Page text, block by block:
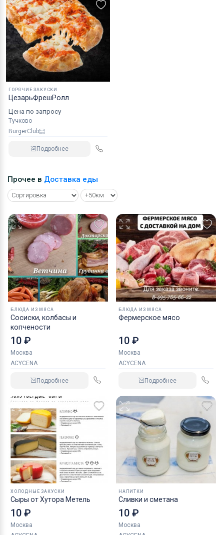
ГОРЯЧИЕ ЗАКУСКИ
ЦезарьФрешРолл
Цена по запросу
Тучково
BurgerClub
Подробнее
Прочее в Доставка еды
БЛЮДА ИЗ МЯСА
Сосиски, колбасы и
копчености
10 ₽
Москва
ACYCENA
Подробнее
БЛЮДА ИЗ МЯСА
Фермерское мясо
10 ₽
Москва
ACYCENA
Подробнее
ХОЛОДНЫЕ ЗАКУСКИ
Сыры от Хутора Метель
10 ₽
Москва
НАПИТКИ
Сливки и сметана
10 ₽
Москва